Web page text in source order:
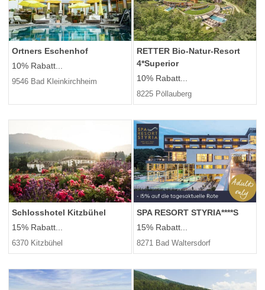
Ortners Eschenhof
10% Rabatt...
9546 Bad Kleinkirchheim
RETTER Bio-Natur-Resort
4*Superior
10% Rabatt...
8225 Pöllauberg
Schlosshotel Kitzbühel
15% Rabatt...
6370 Kitzbühel
SPA RESORT STYRIA****S
15% Rabatt...
8271 Bad Waltersdorf